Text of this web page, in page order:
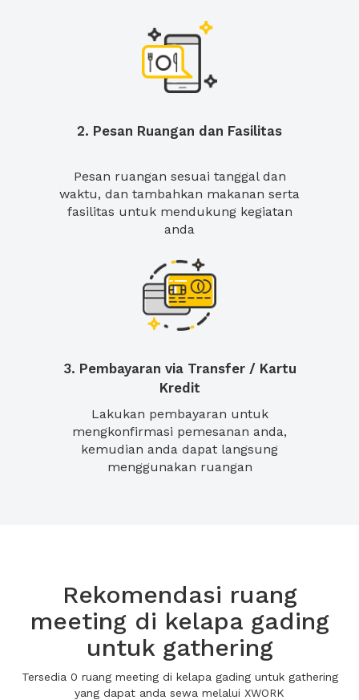
2. Pesan Ruangan dan Fasilitas
Pesan ruangan sesuai tanggal dan
waktu, dan tambahkan makanan serta
fasilitas untuk mendukung kegiatan
anda
3. Pembayaran via Transfer / Kartu
Kredit
Lakukan pembayaran untuk
mengkonfirmasi pemesanan anda,
kemudian anda dapat langsung
menggunakan ruangan
Rekomendasi ruang
meeting di kelapa gading
untuk gathering
Tersedia 0 ruang meeting di kelapa gading untuk gathering
yang dapat anda sewa melalui XWORK